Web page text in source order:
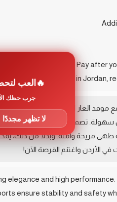
الغاز المصنوع من الفولاذ
تصميمه العصري والمعدني
طهي مريحة وآمنة. وبدلاً من ذلك،
الأردن واغتنم الفرصة الآن!
elegance and high
ensure stability and safety
العب
جرب حظك
لا تظهر مجددًا